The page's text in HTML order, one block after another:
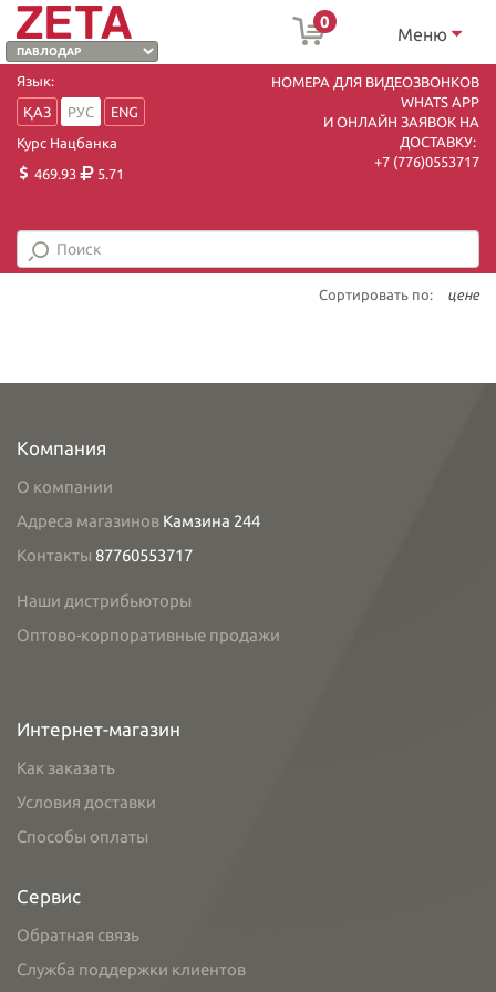
0
Меню
Язык:
ҚАЗ
РУС
ENG
Курс Нацбанка
469.93
5.71
НОМЕРА ДЛЯ ВИДЕОЗВОНКОВ
WHATS APP
И ОНЛАЙН ЗАЯВОК НА
ДОСТАВКУ:
+7 (776)0553717
Сортировать по: цене
Компания
О компании
Адреса магазинов Камзина 244
Контакты 87760553717
Наши дистрибьюторы
Оптово-корпоративные продажи
Интернет-магазин
Как заказать
Условия доставки
Способы оплаты
Сервис
Обратная связь
Служба поддержки клиентов